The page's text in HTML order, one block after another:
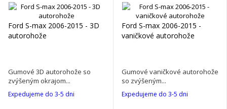
Ford S-max 2006-2015 - 3D
autorohože
Gumové 3D autorohože so
zvýšeným okrajom...
Expedujeme do 3-5 dni
Ford S-max 2006-2015 -
vaničkové autorohože
Gumové vaničkové autorohože
so zvýšeným...
Expedujeme do 3-5 dni